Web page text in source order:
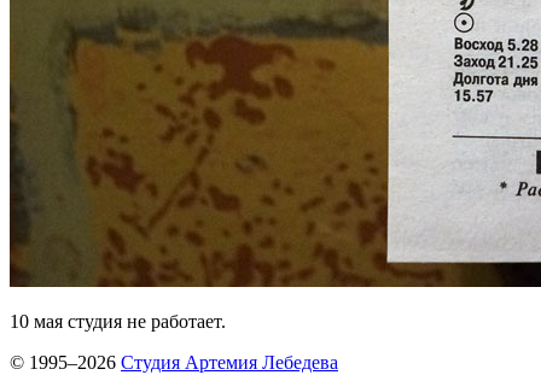
10 мая студия не работает.
© 1995–2026 Студия Артемия Лебедева